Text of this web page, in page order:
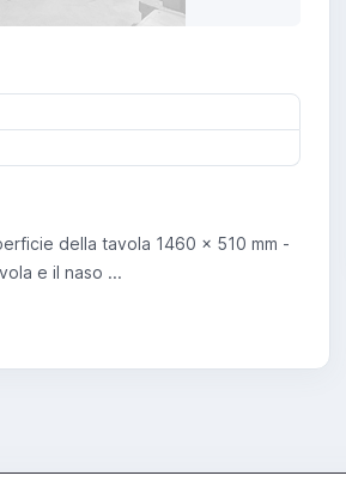
della tavola 1460 x 510 mm -
e il naso ...